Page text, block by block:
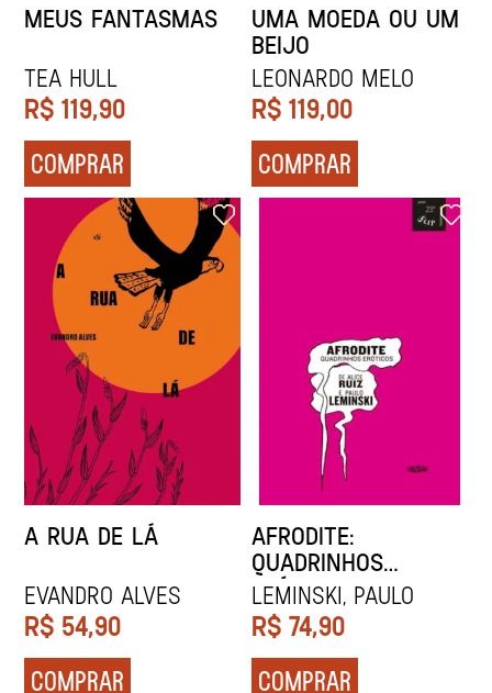
MEUS FANTASMAS
Tea Hull
R$ 119,90
COMPRAR
UMA MOEDA OU UM
BEIJO
Leonardo Melo
R$ 119,00
COMPRAR
A RUA DE LÁ
EVANDRO ALVES
R$ 54,90
COMPRAR
AFRODITE:
QUADRINHOS
ERÓTICOS 2A.
EDIÇÃO
Leminski, Paulo
R$ 74,90
COMPRAR